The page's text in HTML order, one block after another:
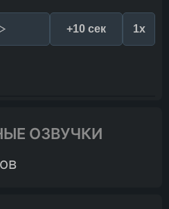
+10 сек 1x
ОЗВУЧКИ